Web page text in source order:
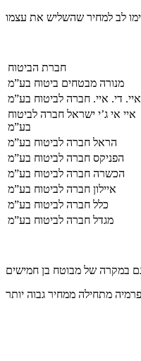
חברת הביטוח
מנורה מבטחים ביטוח בע”מ
איי. די. איי. חברה לביטוח בע”מ
איי אי ג’י ישראל חברה לביטוח
בע”מ
הראל חברה לביטוח בע”מ
הפניקס חברה לביטוח בע”מ
הכשרה חברה לביטוח בע”מ
איילון חברה לביטוח בע”מ
כלל חברה לביטוח בע”מ
מגדל חברה לביטוח בע”מ